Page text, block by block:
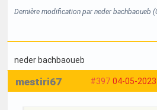
Dernière modification par neder bachbaoueb
neder bachbaoueb
#397 04-05-
mestiri67